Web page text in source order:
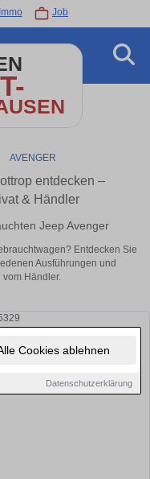
Cookies ablehnen
Datenschutzerklärung
Immo Job
AVENGER
entdecken –
& Händler
Jeep Avenger
Entdecken Sie
Ausführungen und
vom Händler.